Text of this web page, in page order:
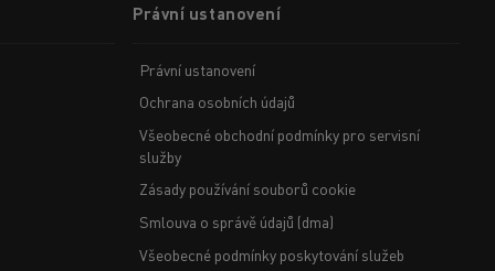
Právní ustanovení
Právní ustanovení
Ochrana osobních údajů
Všeobecné obchodní podmínky pro servisní
služby
Zásady používání souborů cookie
Smlouva o správě údajů (dma)
Všeobecné podmínky poskytování služeb